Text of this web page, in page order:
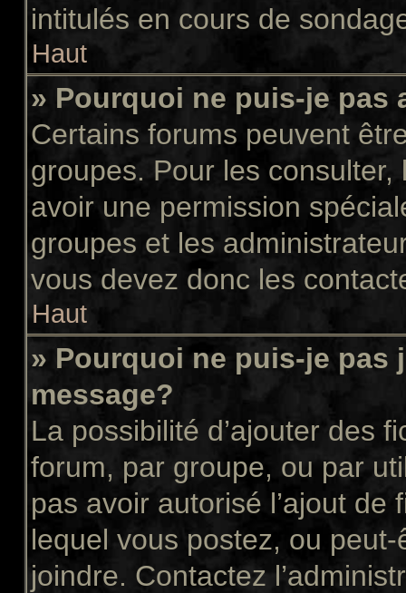
intitulés en cours de
Haut
» Pourquoi ne puis-je pas
Certains forums peuvent
groupes. Pour les
avoir une permission
groupes et les
vous devez donc les
Haut
» Pourquoi ne puis-je pas
message?
La possibilité d’ajouter des
forum, par groupe, ou par
pas avoir autorisé l’ajout
lequel vous postez, ou
joindre. Contactez